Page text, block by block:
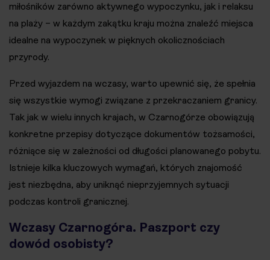
miłośników zarówno aktywnego wypoczynku, jak i relaksu
na plaży – w każdym zakątku kraju można znaleźć miejsca
idealne na wypoczynek w pięknych okolicznościach
przyrody.
Przed wyjazdem na wczasy, warto upewnić się, że spełnia
się wszystkie wymogi związane z przekraczaniem granicy.
Tak jak w wielu innych krajach, w Czarnogórze obowiązują
konkretne przepisy dotyczące dokumentów tożsamości,
różniące się w zależności od długości planowanego pobytu.
Istnieje kilka kluczowych wymagań, których znajomość
jest niezbędna, aby uniknąć nieprzyjemnych sytuacji
podczas kontroli granicznej.
Wczasy Czarnogóra. Paszport czy
dowód osobisty?